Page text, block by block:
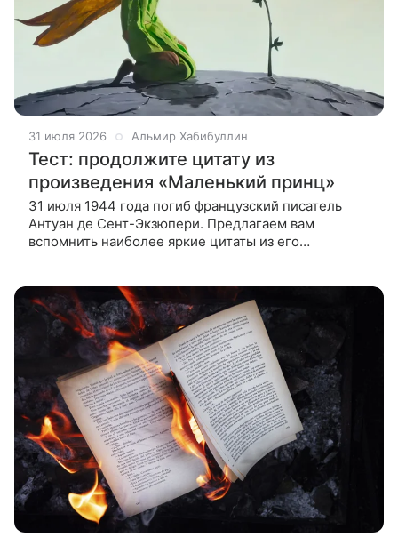
31 июля 2026 Альмир Хабибуллин
Тест: продолжите цитату из
произведения «Маленький принц»
31 июля 1944 года погиб французский писатель
Антуан де Сент-Экзюпери. Предлагаем вам
вспомнить наиболее яркие цитаты из его